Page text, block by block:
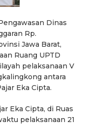
Dinas
Rp.
Jawa Barat,
Ruang UPTD
pelaksanaan V
antara
Eka Cipta.
Eka Cipta, di Ruas
pelaksanaan 21